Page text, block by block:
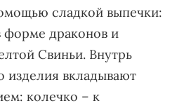
сладкой выпечки:
драконов и
Свиньи. Внутрь
изделия вкладывают
колечко – к